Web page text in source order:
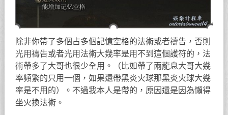
除非你帶了多個占多個記憶空格的法術或者禱告，否則
光用禱告或者光用法術大幾率是用不到這個護符的，法
術帶多了大哥也很少全用。（比如帶了兩龍息大哥大幾
率頻繁的只用一個，如果還帶黑炎火球那黑炎火球大幾
率是不用的）。不過我本人是帶的，原因還是因為懶得
坐火換法術。